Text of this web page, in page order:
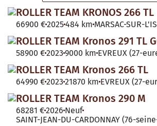
ROLLER TEAM KRONOS 266 TL
66900 €2025484 km MARSAC-SUR-
ROLLER TEAM Kronos 291 TL
58900 €2023 9000 km EVREUX (27-
ROLLER TEAM Kronos 266 TL
64990 €2023 21870 km EVREUX (27-
ROLLER TEAM Kronos 290 M
68281 €2026 Neuf
SAINT-JEAN-DU-CARDONNAY (76-